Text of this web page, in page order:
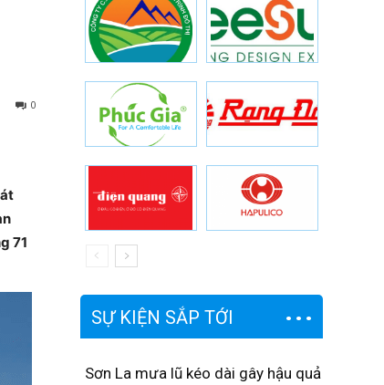
0
71
SỰ KIỆN SẮP TỚI
Sơn La mưa lũ kéo dài gây hậu quả